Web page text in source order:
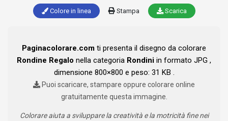
Colore in linea Stampa Scarica
Paginacolorare.com ti presenta il disegno da colorare
Rondine Regalo nella categoria Rondini in formato JPG ,
dimensione 800×800 e peso: 31 KB .
Puoi scaricare, stampare oppure colorare online
gratuitamente questa immagine.
Colorare aiuta a sviluppare la creatività e la motricità fine nei